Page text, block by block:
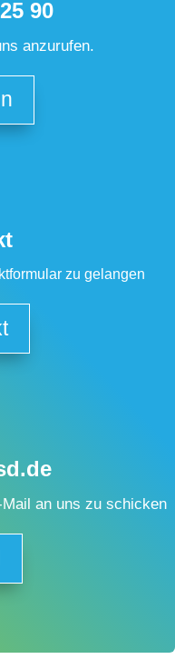
90
anzurufen.
zu gelangen
an uns zu schicken